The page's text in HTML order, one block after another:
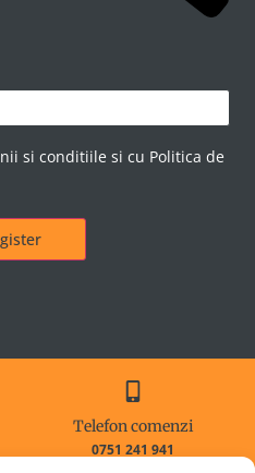
si conditiile si cu Politica de
Telefon comenzi
0751 241 941